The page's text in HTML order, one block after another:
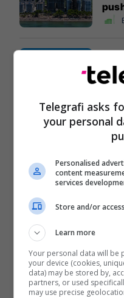
aty
në
Telegrafi asks
your personal
Personalised
content
services
Store and/or
Learn more
Your personal data will be
your device (cookies,
data) may be stored by,
partners, or used
may use precise